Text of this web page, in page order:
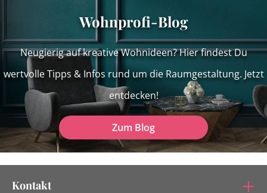
Wohnprofi-Blog
Neugierig auf kreative Wohnideen? Hier findest Du
wertvolle Tipps & Infos rund um die Raumgestaltung. Jetzt
entdecken!
Zum Blog
Kontakt